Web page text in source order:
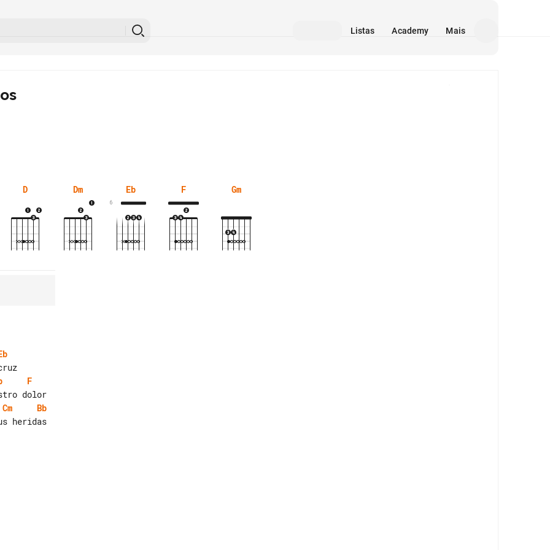
Listas Academy Mais
D Dm Eb
6
F Gm
F
Cm
Bb